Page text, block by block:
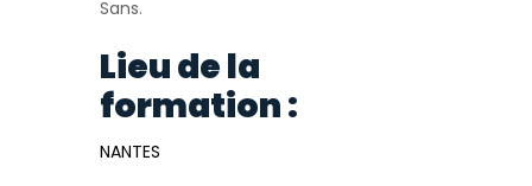
Sans.
Lieu de la
formation :
NANTES